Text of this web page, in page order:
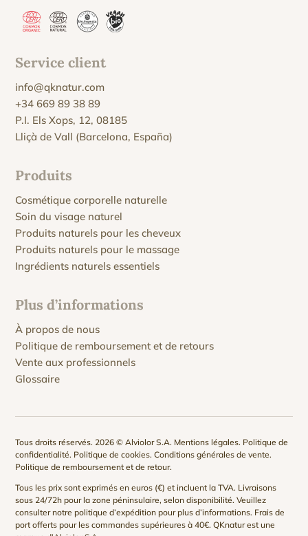
Service client
info@qknatur.com
+34 669 89 38 89
P.I. Els Xops, 12, 08185
Lliçà de Vall (Barcelona, España)
Produits
Cosmétique corporelle naturelle
Soin du visage naturel
Produits naturels pour les cheveux
Produits naturels pour le massage
Ingrédients naturels essentiels
Plus d’informations
À propos de nous
Politique de remboursement et de retours
Vente aux professionnels
Glossaire
Tous droits réservés. 2026 © Alviolor S.A. Mentions légales. Politique de
confidentialité. Politique de cookies.Conditions générales de vente.
Politique de remboursement et de retour.
Tous les prix sont exprimés en euros (€) et incluent la TVA. Livraisons
sous 24/72h pour la zone péninsulaire, selon disponibilité. Veuillez
consulter notrepolitique d’expédition pour plus d’informations. Frais de
port offerts pour les commandes supérieures à 40€. QKnatur est une